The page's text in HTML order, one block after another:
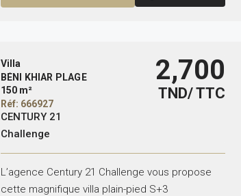
Villa
BÉNI KHIAR PLAGE
150 m²
Réf: 666927
CENTURY 21
Challenge
2,700
TND/ TTC
L’agence Century 21 Challenge vous propose
cette magnifique villa plain-pied S+3